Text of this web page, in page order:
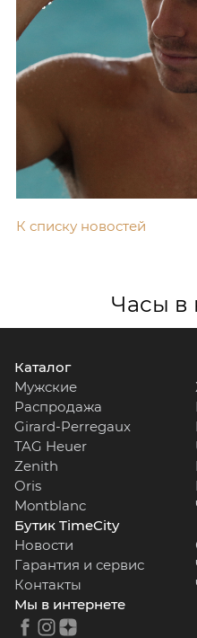
К списку новостей
Часы в
Каталог
Мужские
Распродажа
Girard-Perregaux
TAG Heuer
Zenith
Oris
Montblanc
Бутик TimeCity
Новости
Гарантия и сервис
Контакты
Мы в интернете